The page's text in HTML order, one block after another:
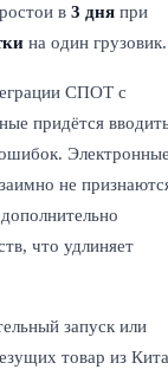
в 3 дня при
на один грузовик.
СПОТ с
придётся
не
что удлиняет
запуск или
товар из